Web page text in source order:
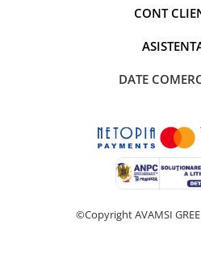
CONT
DATE
©Copyright AVAMSI